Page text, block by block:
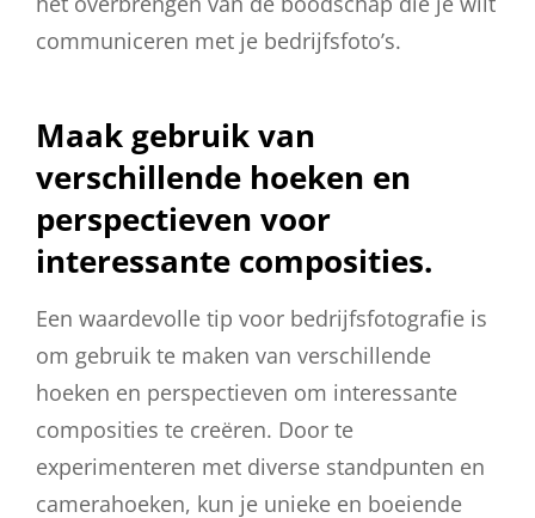
communiceren met je bedrijfsfoto’s.
Maak gebruik van
verschillende hoeken en
perspectieven voor
interessante composities.
Een waardevolle tip voor bedrijfsfotografie is
om gebruik te maken van verschillende
hoeken en perspectieven om interessante
composities te creëren. Door te
experimenteren met diverse standpunten en
camerahoeken, kun je unieke en boeiende